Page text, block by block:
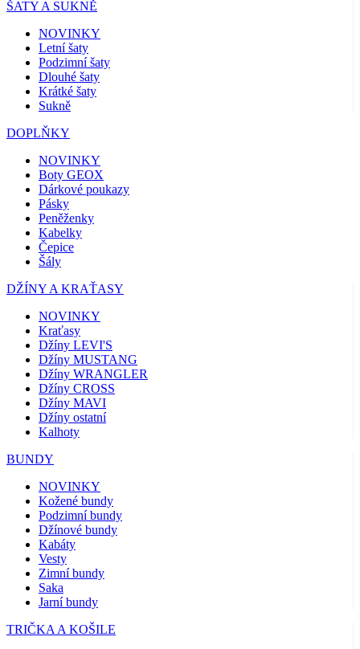
ŠATY A SUKNĚ
NOVINKY
Letní šaty
Podzimní šaty
Dlouhé šaty
Krátké šaty
Sukně
DOPLŇKY
NOVINKY
Boty GEOX
Dárkové poukazy
Pásky
Peněženky
Kabelky
Čepice
Šály
DŽÍNY A KRAŤASY
NOVINKY
Kraťasy
Džíny LEVI'S
Džíny MUSTANG
Džíny WRANGLER
Džíny CROSS
Džíny MAVI
Džíny ostatní
Kalhoty
BUNDY
NOVINKY
Kožené bundy
Podzimní bundy
Džínové bundy
Kabáty
Vesty
Zimní bundy
Saka
Jarní bundy
TRIČKA A KOŠILE